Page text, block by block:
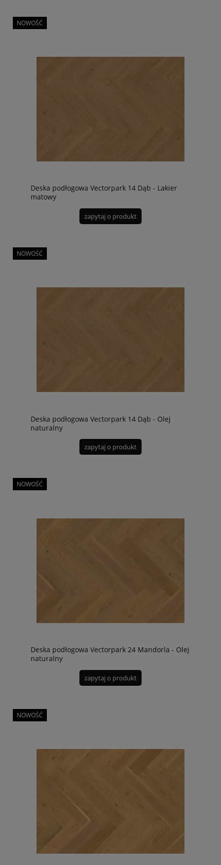
Deska podłogowa Vectorpark 14 Dąb - Lakier
matowy
zapytaj o produkt
NOWOŚĆ
Deska podłogowa Vectorpark 14 Dąb - Olej
naturalny
zapytaj o produkt
NOWOŚĆ
Deska podłogowa Vectorpark 24 Mandorla - Olej
naturalny
zapytaj o produkt
NOWOŚĆ
NOWOŚĆ